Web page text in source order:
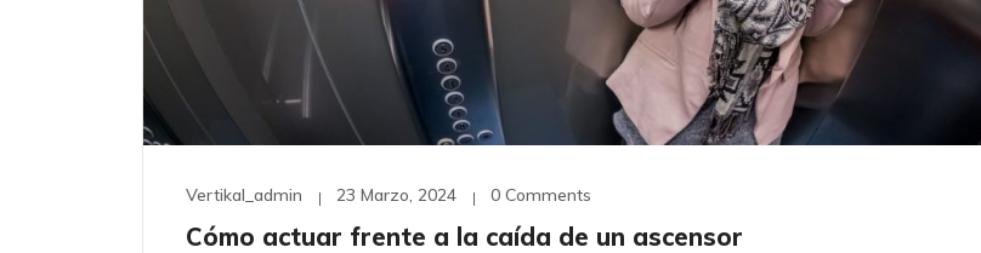
Vertikal_admin 23 Marzo, 2024 0 Comments
Cómo actuar frente a la caída de un ascensor